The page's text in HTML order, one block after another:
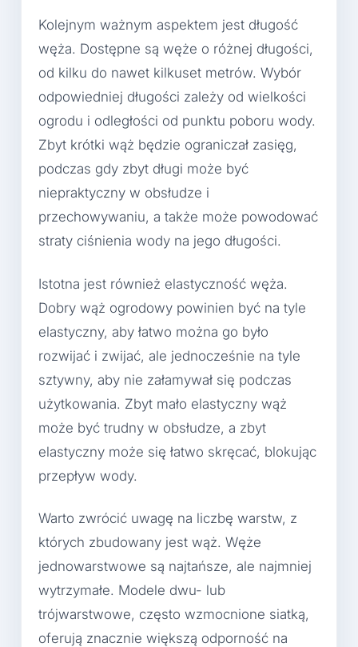
Kolejnym ważnym aspektem jest długość
węża. Dostępne są węże o różnej długości,
od kilku do nawet kilkuset metrów. Wybór
odpowiedniej długości zależy od wielkości
ogrodu i odległości od punktu poboru wody.
Zbyt krótki wąż będzie ograniczał zasięg,
podczas gdy zbyt długi może być
niepraktyczny w obsłudze i
przechowywaniu, a także może powodować
straty ciśnienia wody na jego długości.
Istotna jest również elastyczność węża.
Dobry wąż ogrodowy powinien być na tyle
elastyczny, aby łatwo można go było
rozwijać i zwijać, ale jednocześnie na tyle
sztywny, aby nie załamywał się podczas
użytkowania. Zbyt mało elastyczny wąż
może być trudny w obsłudze, a zbyt
elastyczny może się łatwo skręcać, blokując
przepływ wody.
Warto zwrócić uwagę na liczbę warstw, z
których zbudowany jest wąż. Węże
jednowarstwowe są najtańsze, ale najmniej
wytrzymałe. Modele dwu- lub
trójwarstwowe, często wzmocnione siatką,
oferują znacznie większą odporność na